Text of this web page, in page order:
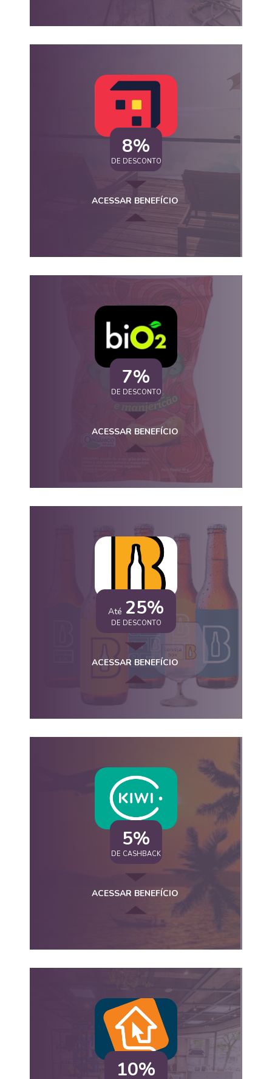
8%
DE DESCONTO
ACESSAR BENEFÍCIO
7%
DE DESCONTO
ACESSAR BENEFÍCIO
Até 25%
DE DESCONTO
ACESSAR BENEFÍCIO
5%
DE CASHBACK
ACESSAR BENEFÍCIO
10%